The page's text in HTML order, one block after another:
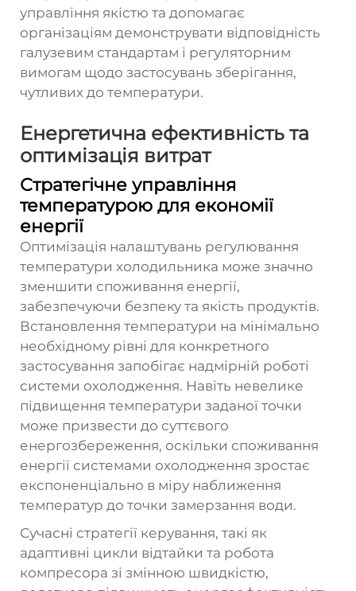
управління якістю та допомагає
організаціям демонструвати відповідність
галузевим стандартам і регуляторним
вимогам щодо застосувань зберігання,
чутливих до температури.
Енергетична ефективність та
оптимізація витрат
Стратегічне управління
температурою для економії
енергії
Оптимізація налаштувань регулювання
температури холодильника може значно
зменшити споживання енергії,
забезпечуючи безпеку та якість продуктів.
Встановлення температури на мінімально
необхідному рівні для конкретного
застосування запобігає надмірній роботі
системи охолодження. Навіть невелике
підвищення температури заданої точки
може призвести до суттєвого
енергозбереження, оскільки споживання
енергії системами охолодження зростає
експоненціально в міру наближення
температур до точки замерзання води.
Сучасні стратегії керування, такі як
адаптивні цикли відтайки та робота
компресора зі змінною швидкістю,